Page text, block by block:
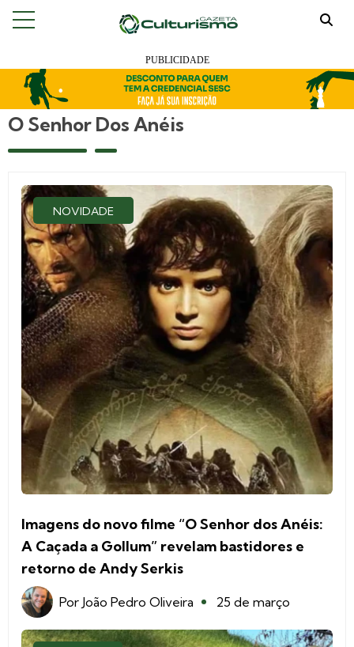
O Senhor Dos Anéis
NOVIDADE
Imagens do novo filme “O Senhor dos Anéis:
A Caçada a Gollum” revelam bastidores e
retorno de Andy Serkis
Por João Pedro Oliveira 25 de março